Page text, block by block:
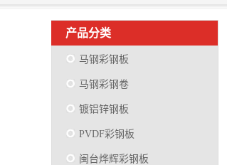
产品分类
马钢彩钢板
马钢彩钢卷
镀铝锌钢板
PVDF彩钢板
闽台烨辉彩钢板